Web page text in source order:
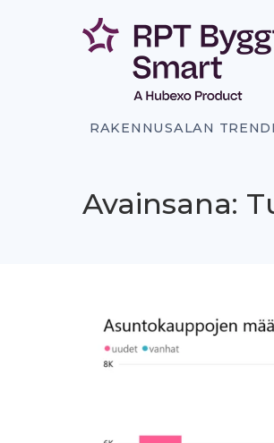
RAKENNUSALAN
Avainsana: